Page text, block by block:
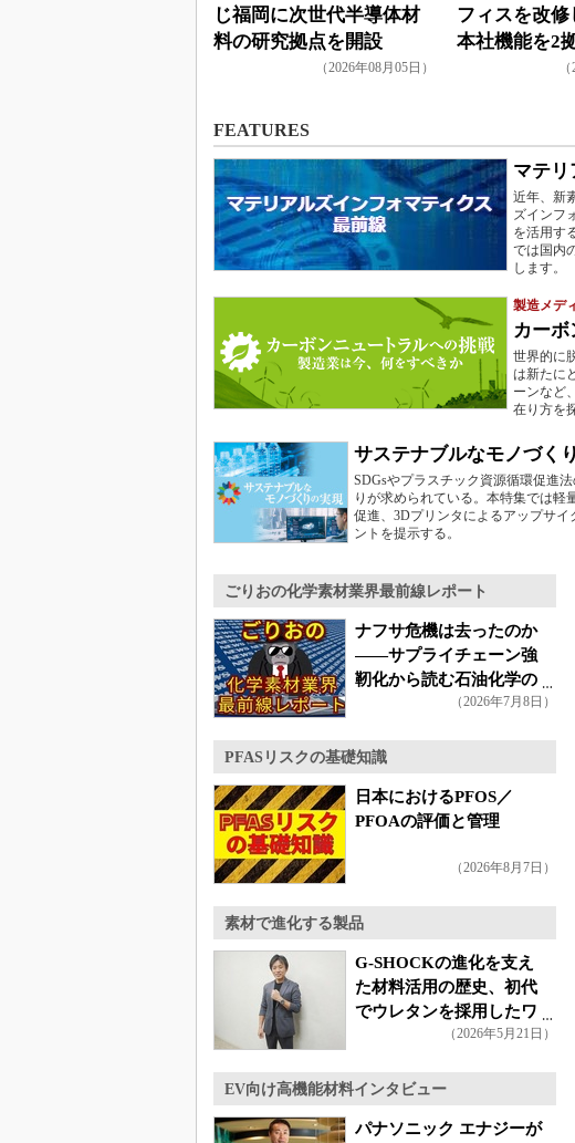
じ福岡に次世代半導体材
料の研究拠点を開設
（2026年08月05日）
フィスを改修
本社機能を2
FEATURES
マテリ
近年、新
ズインフ
を活用す
では国内
します。
製造メデ
カーボ
世界的に
は新たに
ーンなど
在り方を
サステナブルなモノづく
SDGsやプラスチック資源循環促進
りが求められている。本特集では軽
促進、3Dプリンタによるアップサ
ントを提示する。
ごりおの化学素材業界最前線レポート
ナフサ危機は去ったのか
――サプライチェーン強
靭化から読む石油化学の
（2026年7月8日）
PFASリスクの基礎知識
日本におけるPFOS／
PFOAの評価と管理
（2026年8月7日）
素材で進化する製品
G-SHOCKの進化を支え
た材料活用の歴史、初代
でウレタンを採用したワ
（2026年5月21日）
EV向け高機能材料インタビュー
パナソニック エナジーが